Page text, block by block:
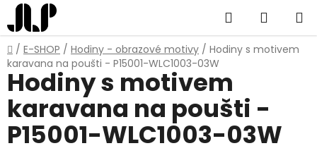
Přejít
na
obsah
Hledat
KOŠÍK
Domů
/ E-SHOP / Hodiny - obrazové motivy / Hodiny s motivem
karavana na poušti - P15001-WLC1003-03W
Hodiny s motivem
karavana na poušti -
P15001-WLC1003-03W